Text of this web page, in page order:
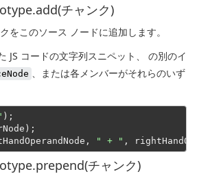
チャンク)
をこのソース ノードに追加します。
JS コードの文字列スニペット、 の別のイ
、または各メンバーがそれらのいず
);
" + "
チャンク)